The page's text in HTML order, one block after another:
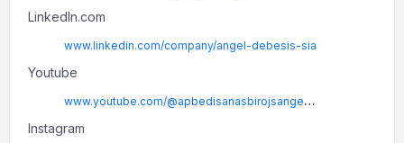
LinkedIn.com
www.linkedin.com/company/angel-debesis-sia
Youtube
www.youtube.com/@apbedisanasbirojsangeldebe4696
Instagram